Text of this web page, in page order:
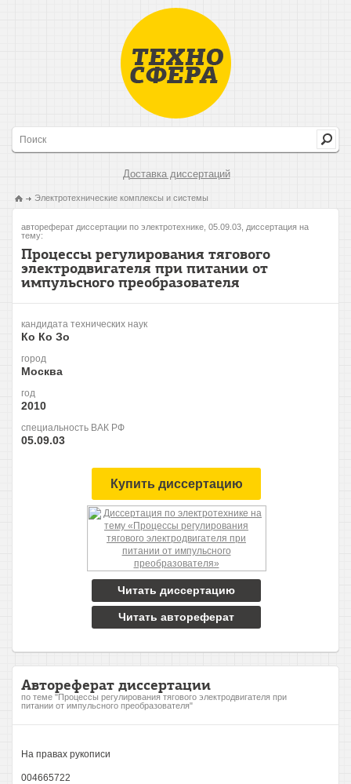
Доставка диссертаций
Электротехнические комплексы и системы
автореферат диссертации по электротехнике, 05.09.03, диссертация на
тему:
Процессы регулирования тягового
электродвигателя при питании от
импульсного преобразователя
кандидата технических наук
Ко Ко Зо
город
Москва
год
2010
специальность ВАК РФ
05.09.03
Купить диссертацию
Читать диссертацию
Читать автореферат
Автореферат диссертации
по теме "Процессы регулирования тягового электродвигателя при
питании от импульсного преобразователя"
На правах рукописи
004665722